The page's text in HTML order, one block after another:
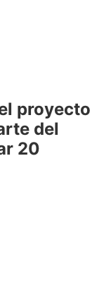
proyecto
del
20